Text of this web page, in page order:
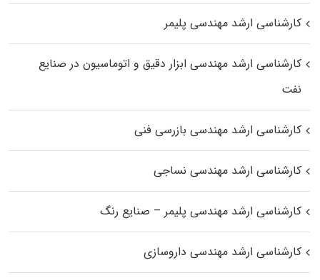
کارشناسی ارشد مهندسی پلیمر
کارشناسی ارشد مهندسی ابزار دقیق و اتوماسیون در صنایع
نفت
کارشناسی ارشد مهندسی بازرسی فنی
کارشناسی ارشد مهندسی نساجی
کارشناسی ارشد مهندسی پلیمر – صنایع رنگ
کارشناسی ارشد مهندسی داروسازی